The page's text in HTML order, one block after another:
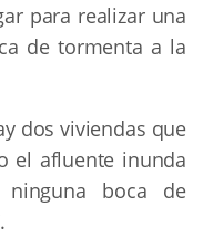
para realizar una
de tormenta a la
dos viviendas que
el afluente inunda
boca de